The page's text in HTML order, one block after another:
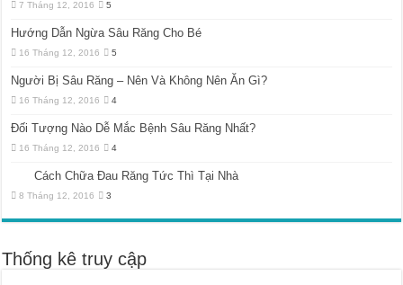
7 Tháng 12, 2016 5
Hướng Dẫn Ngừa Sâu Răng Cho Bé
16 Tháng 12, 2016 5
Người Bị Sâu Răng – Nên Và Không Nên Ăn Gì?
16 Tháng 12, 2016 4
Đối Tượng Nào Dễ Mắc Bệnh Sâu Răng Nhất?
16 Tháng 12, 2016 4
Cách Chữa Đau Răng Tức Thì Tại Nhà
8 Tháng 12, 2016 3
Thống kê truy cập